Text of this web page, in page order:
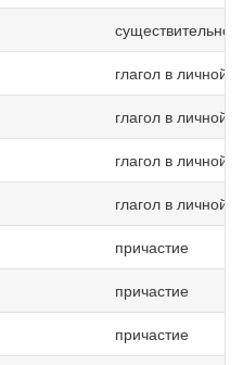
существительное
глагол в личной
глагол в личной
глагол в личной
глагол в личной
причастие
причастие
причастие